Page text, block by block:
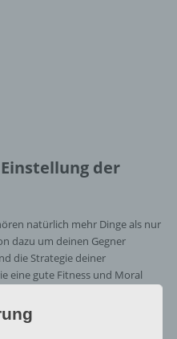
der
natürlich mehr Dinge als nur
dazu um deinen Gegner
die Strategie deiner
eine gute Fitness und Moral
Tipps und Tricks, wie du mit
Sieg führen kannst.